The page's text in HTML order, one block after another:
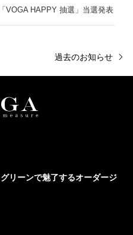
VOGA HAPPY 抽選」当選発表
過去のお知らせ
グリーンで魅了するオーダージ